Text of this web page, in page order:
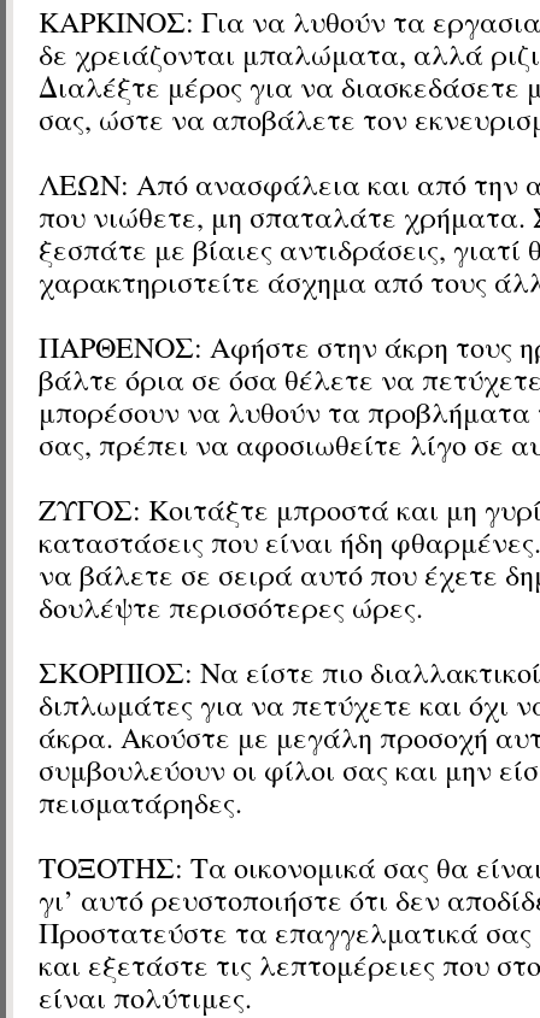
ΚΑΡΚΙΝΟΣ: Για να λυθούν τα
δε χρειάζονται μπαλώματα, αλλά
Διαλέξτε μέρος για να διασκεδάσετε
σας, ώστε να αποβάλετε τον
ΛΕΩΝ: Από ανασφάλεια και από την
που νιώθετε, μη σπαταλάτε
ξεσπάτε με βίαιες αντιδράσεις, γιατί
χαρακτηριστείτε άσχημα από τους
ΠΑΡΘΕΝΟΣ: Αφήστε στην άκρη τους
βάλτε όρια σε όσα θέλετε να
μπορέσουν να λυθούν τα προβλήματα
σας, πρέπει να αφοσιωθείτε λίγο σε
ΖΥΓΟΣ: Κοιτάξτε μπροστά και μη
καταστάσεις που είναι ήδη
να βάλετε σε σειρά αυτό που έχετε
δουλέψτε περισσότερες ώρες.
ΣΚΟΡΠΙΟΣ: Να είστε πιο
διπλωμάτες για να πετύχετε και όχι
άκρα. Ακούστε με μεγάλη προσοχή
συμβουλεύουν οι φίλοι σας και μην
πεισματάρηδες.
ΤΟΞΟΤΗΣ: Τα οικονομικά σας θα
γι’ αυτό ρευστοποιήστε ότι δεν
Προστατεύστε τα επαγγελματικά
και εξετάστε τις λεπτομέρειες που
είναι πολύτιμες.